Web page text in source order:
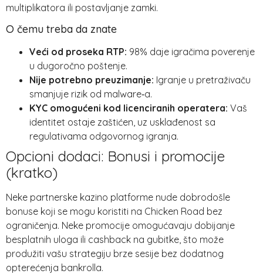
multiplikatora ili postavljanje zamki.
O čemu treba da znate
Veći od proseka RTP: 98% daje igračima poverenje
u dugoročno poštenje.
Nije potrebno preuzimanje: Igranje u pretraživaču
smanjuje rizik od malware‑a.
KYC omogućeni kod licenciranih operatera: Vaš
identitet ostaje zaštićen, uz usklađenost sa
regulativama odgovornog igranja.
Opcioni dodaci: Bonusi i promocije
(kratko)
Neke partnerske kazino platforme nude dobrodošle
bonuse koji se mogu koristiti na Chicken Road bez
ograničenja. Neke promocije omogućavaju dobijanje
besplatnih uloga ili cashback na gubitke, što može
produžiti vašu strategiju brze sesije bez dodatnog
opterećenja bankrolla.